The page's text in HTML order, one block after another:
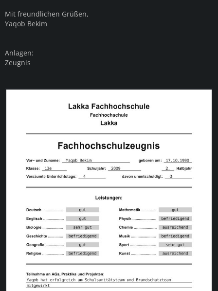
Mit freundlichen Grüßen,
Yaqob Bekim
Anlagen:
Zeugnis